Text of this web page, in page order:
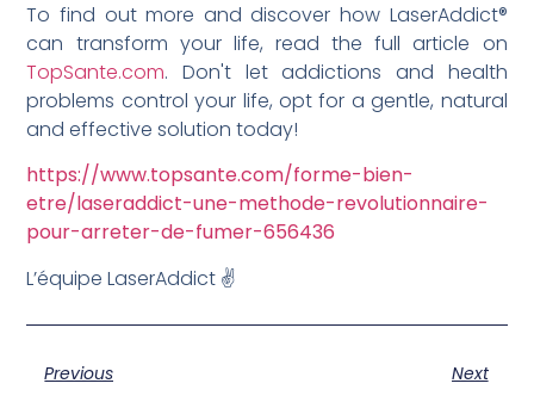
To find out more and discover how LaserAddict®
can transform your life, read the full article on
TopSante.com. Don't let addictions and health
problems control your life, opt for a gentle, natural
and effective solution today!
https://www.topsante.com/forme-bien-
etre/laseraddict-une-methode-revolutionnaire-
pour-arreter-de-fumer-656436
L’équipe LaserAddict ✌️
Previous
Next